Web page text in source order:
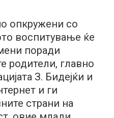
опкружени со
воспитување ќе
поради
родители, главно
З. Бидејќи и
и ги
страни на